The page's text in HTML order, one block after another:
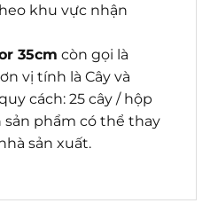
khu vực nhận
35cm còn gọi là
vị tính là Cây và
cách: 25 cây / hộp
phẩm có thể thay
sản xuất.